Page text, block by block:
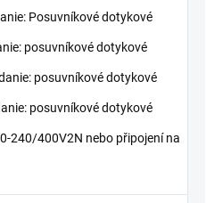
Posuvníkové dotykové
posuvníkové dotykové
posuvníkové dotykové
posuvníkové dotykové
240/400V2N nebo připojení na